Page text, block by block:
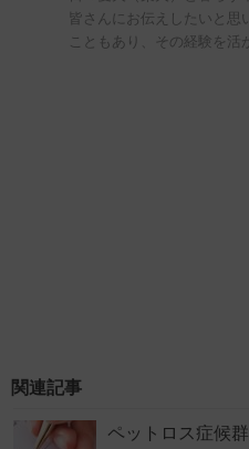
皆さんにお伝えしたいと思
こともあり、その経験を
関連記事
ペットロス症候